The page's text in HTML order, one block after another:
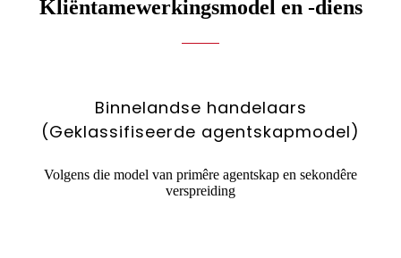
Kliëntamewerkingsmodel en -diens
Binnelandse handelaars
(Geklassifiseerde agentskapmodel)
Volgens die model van primêre agentskap en sekondêre
verspreiding